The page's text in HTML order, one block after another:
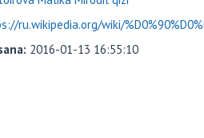
ru.wikipedia.org/wiki/
2016-01-13 16:55:10